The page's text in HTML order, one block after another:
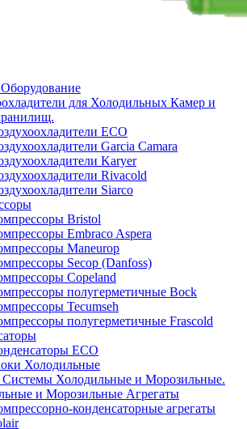
для Холодильных Камер и
ECO
Garcia Camara
Karyer
Rivacold
Siarco
Bristol
Embraco Aspera
Maneurop
Secop (Danfoss)
Copeland
полугерметичные Bock
Tecumseh
полугерметичные Frascold
ECO
Холодильные
Холодильные и Морозильные.
и Морозильные Агрегаты
конденсаторные агрегаты